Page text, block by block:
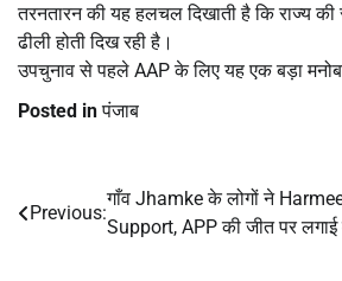
तरनतारन की यह हलचल दिखाती है कि राज्य
ढीली होती दिख रही है।
उपचुनाव से पहले AAP के लिए यह एक बड़ा
Posted inपंजाब
Post
navigation
Previous:
गाँव Jhamke के लोगों ने
Support, APP की जीत पर लगाई